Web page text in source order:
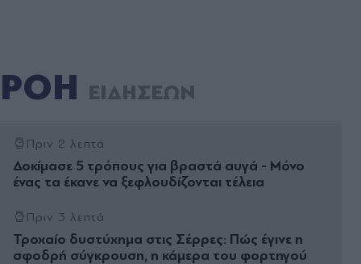
ΡΟΗ ΕΙΔΗΣΕΩΝ
Πριν 2 λεπτά
Δοκίμασε 5 τρόπους για βραστά αυγά - Μόνο
ένας τα έκανε να ξεφλουδίζονται τέλεια
Πριν 3 λεπτά
Τροχαίο δυστύχημα στις Σέρρες: Πώς έγινε η
σφοδρή σύγκρουση, η κάμερα του φορτηγού